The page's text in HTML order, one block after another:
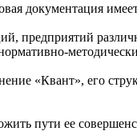
документация имеет
предприятий
«Квант», его
пути ее